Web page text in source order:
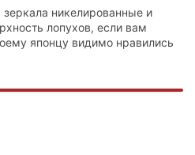
никелированные и
лопухов, если вам
японцу видимо нравились